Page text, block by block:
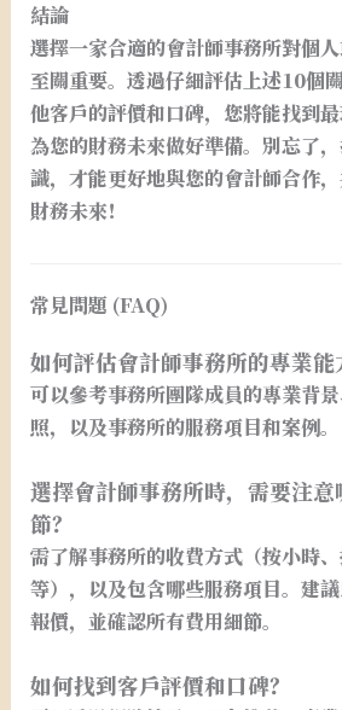
結論
選擇一家合適的會計師事務所對個
至關重要。透過仔細評估上述10個
他客戶的評價和口碑，您將能找到最
為您的財務未來做好準備。別忘了
識，才能更好地與您的會計師合作
財務未來！
常見問題 (FAQ)
如何評估會計師事務所的專業能
可以參考事務所團隊成員的專業背
照，以及事務所的服務項目和案例。
選擇會計師事務所時，需要注
節？
需了解事務所的收費方式（按小時
等），以及包含哪些服務項目。建
報價，並確認所有費用細節。
如何找到客戶評價和口碑？